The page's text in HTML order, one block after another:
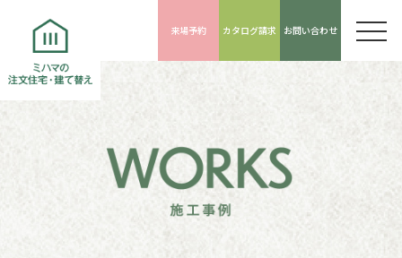
来場予約 カタログ請求 お問い合わせ